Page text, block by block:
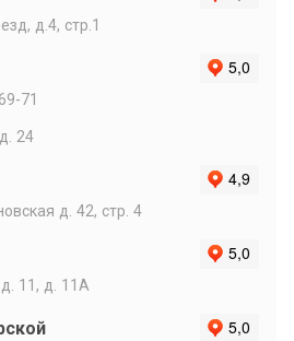
д.4, стр.1
71
24
д. 42, стр. 4
11, д. 11А